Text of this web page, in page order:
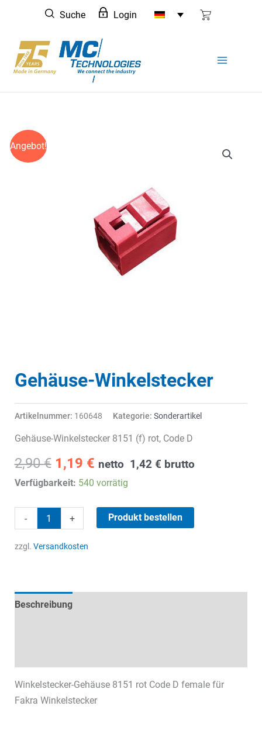
springen
Suche Login
Angebot!
Gehäuse-Winkelstecker
Artikelnummer: 160648 Kategorie: Sonderartikel
Gehäuse-Winkelstecker 8151 (f) rot, Code D
2,90€ Ursprünglicher
Preis
2,90 €
1,19 €Aktueller
Preis
1,19 €.
netto 1,42 € brutto
Verfügbarkeit: 540 vorrätig
-
Gehäuse-
Winkelstecker
Menge
+ Produkt bestellen
zzgl. Versandkosten
Beschreibung
Winkelstecker-Gehäuse 8151 rot Code D female für
Fakra Winkelstecker